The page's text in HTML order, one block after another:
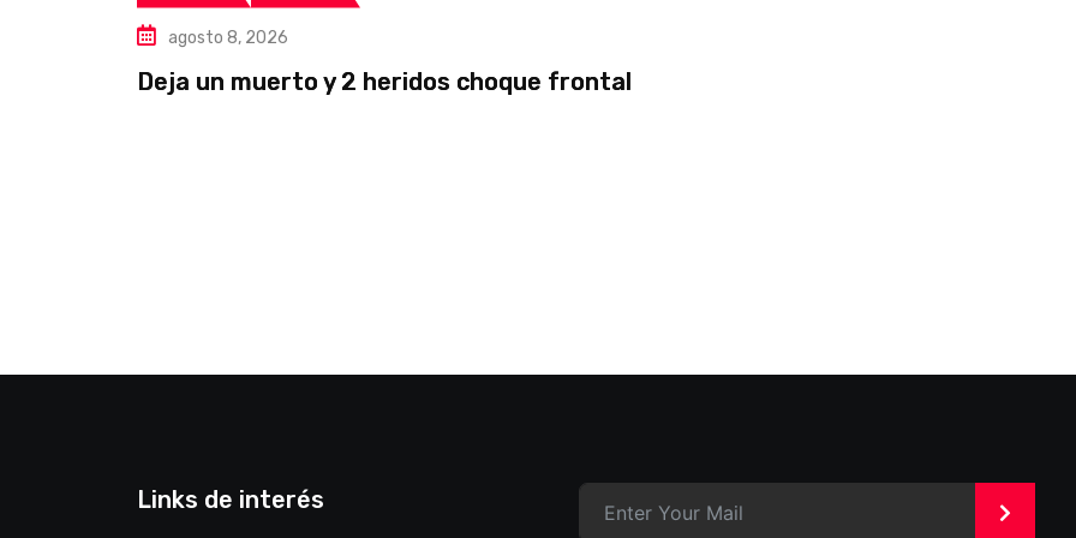
agosto 8, 2026
Deja un muerto y 2 heridos choque frontal
Links de interés >